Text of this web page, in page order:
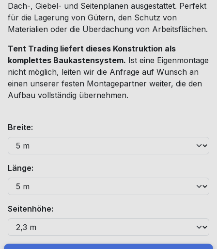
Dach-, Giebel- und Seitenplanen ausgestattet. Perfekt
für die Lagerung von Gütern, den Schutz von
Materialien oder die Überdachung von Arbeitsflächen.
Tent Trading liefert dieses Konstruktion als
komplettes Baukastensystem. Ist eine Eigenmontage
nicht möglich, leiten wir die Anfrage auf Wunsch an
einen unserer festen Montagepartner weiter, die den
Aufbau vollständig übernehmen.
Breite:
Länge:
Seitenhöhe: